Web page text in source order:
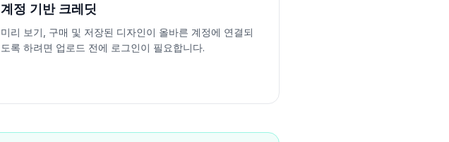
계정 기반 크레딧
미리 보기, 구매 및 저장된 디자인이 올바른 계정에 연결되
도록 하려면 업로드 전에 로그인이 필요합니다.